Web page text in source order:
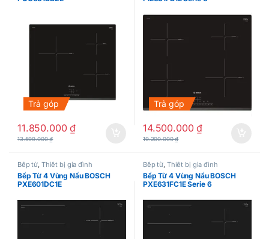
Trả góp
11.850.000₫
13.599.000₫
Trả góp
14.500.000₫
19.200.000₫
Bếp từ, Thiết bị gia đình
Bếp Từ 4 Vùng Nấu BOSCH
PXE601DC1E
Bếp từ, Thiết bị gia đình
Bếp Từ 4 Vùng Nấu BOSCH
PXE631FC1E Serie 6